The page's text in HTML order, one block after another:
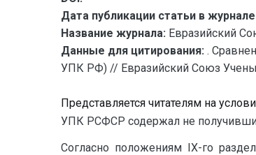
Дата публикации статьи в
Название журнала: Евразийский
Данные для цитирования: .
УПК РФ) // Евразийский Союз
Представляется читателям на
УПК РСФСР содержал не
Согласно положениям IX-го